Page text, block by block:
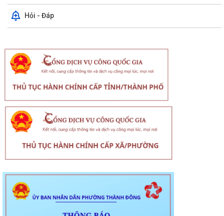
Hỏi - Đáp